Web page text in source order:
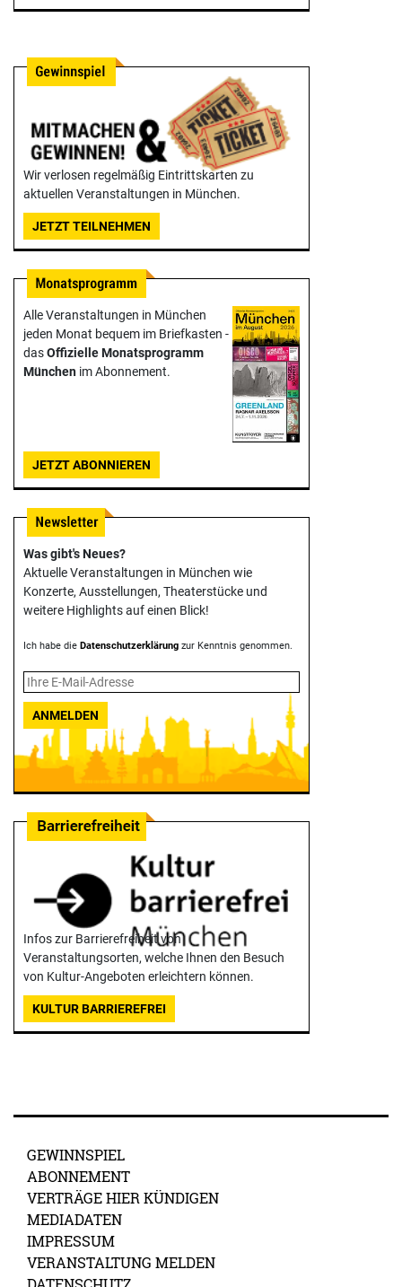
Wir verlosen regelmäßig Eintrittskarten zu
aktuellen Veranstaltungen in München.
JETZT TEILNEHMEN
Alle Veranstaltungen in München
jeden Monat bequem im Briefkasten -
dasOffizielle Monats­programm
München im Abonnement.
JETZT ABONNIEREN
Was gibt's Neues?
Aktuelle Veranstaltungen in München wie
Konzerte, Ausstellungen, Theater­stücke und
weitere Highlights auf einen Blick!
Ich habe die Datenschutzerklärung zur Kenntnis genommen.
ANMELDEN
Infos zur Barrierefreiheit von
Veranstaltungsorten, welche Ihnen den Besuch
von Kultur-Angeboten erleichtern können.
KULTUR BARRIEREFREI
GEWINNSPIEL
ABONNEMENT
VERTRÄGE HIER KÜNDIGEN
MEDIADATEN
IMPRESSUM
VERANSTALTUNG MELDEN